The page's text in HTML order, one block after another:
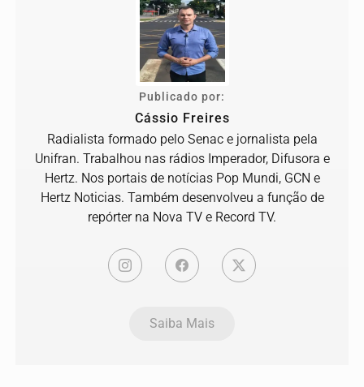
Publicado por:
Cássio Freires
Radialista formado pelo Senac e jornalista pela
Unifran. Trabalhou nas rádios Imperador, Difusora e
Hertz. Nos portais de notícias Pop Mundi, GCN e
Hertz Noticias. Também desenvolveu a função de
repórter na Nova TV e Record TV.
Saiba Mais